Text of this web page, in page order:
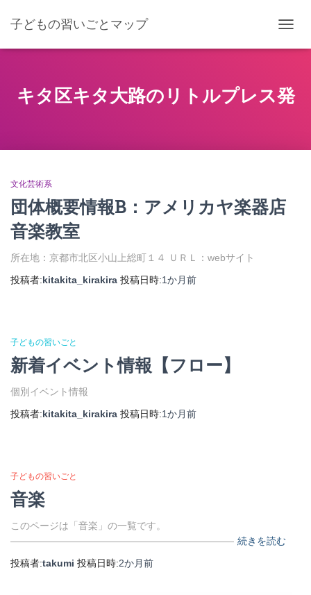
子どもの習いごとマップ
ビ
シ
ョ
キタ区キタ大路のリトルプレス発
文化芸術系
団体概要情報B：アメリカヤ楽器店
音楽教室
所在地：京都市北区小山上総町１４ ＵＲＬ：webサイト
投稿者:kitakita_kirakira 投稿日時:1か月前
子どもの習いごと
新着イベント情報【フロー】
個別イベント情報
投稿者:kitakita_kirakira 投稿日時:1か月前
子どもの習いごと
音楽
このページは「音楽」の一覧です。
――――――――――――――――――――――― 続きを読む
投稿者:takumi 投稿日時:2か月前